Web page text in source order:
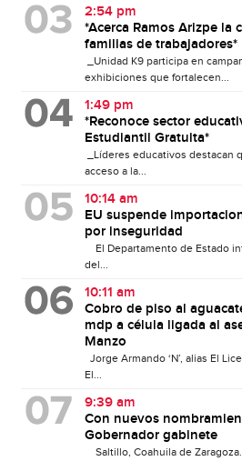
2:54 pm
*Acerca Ramos Arizpe la
familias de trabajadores*
_Unidad K9 participa en
exhibiciones que fortalecen...
1:49 pm
*Reconoce sector
Estudiantil Gratuita*
_Líderes educativos destacan
acceso a la...
10:14 am
EU suspende
por inseguridad
El Departamento de Estado
del...
10:11 am
Cobro de piso al
mdp a célula ligada al
Manzo
Jorge Armando ‘N’, alias El
El...
9:39 am
Con nuevos
Gobernador gabinete
Saltillo, Coahuila de